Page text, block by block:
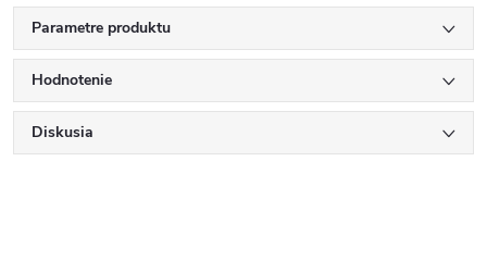
Parametre produktu
Hodnotenie
Diskusia